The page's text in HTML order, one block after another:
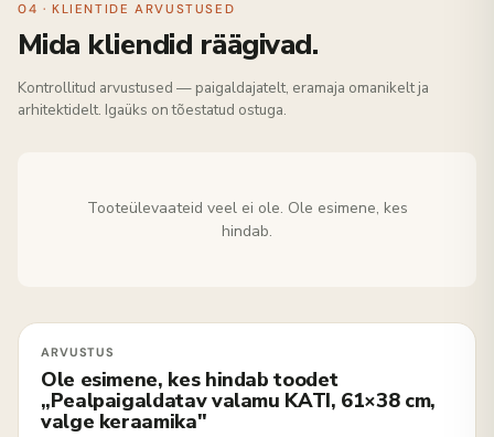
04 · KLIENTIDE ARVUSTUSED
Mida kliendid räägivad.
Kontrollitud arvustused — paigaldajatelt, eramaja omanikelt ja
arhitektidelt. Igaüks on tõestatud ostuga.
Tooteülevaateid veel ei ole. Ole esimene, kes
hindab.
Ole esimene, kes hindab toodet
„Pealpaigaldatav valamu KATI, 61×38 cm,
valge keraamika"